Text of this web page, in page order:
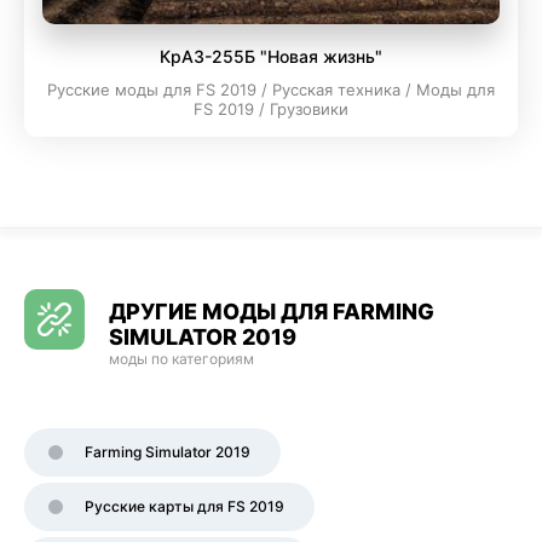
КрАЗ-255Б "Новая жизнь"
Русские моды для FS 2019 / Русская техника / Моды для
FS 2019 / Грузовики
ДРУГИЕ МОДЫ ДЛЯ FARMING
SIMULATOR 2019
моды по категориям
Farming Simulator 2019
Русские карты для FS 2019